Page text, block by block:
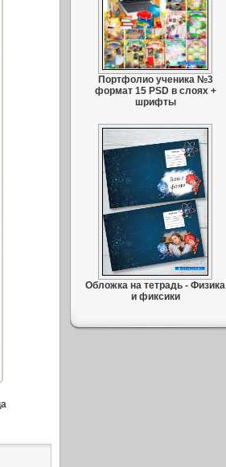
Портфолио ученика №3
формат 15 PSD в слоях +
шрифты
Обложка на тетрадь - Физика
и фиксики